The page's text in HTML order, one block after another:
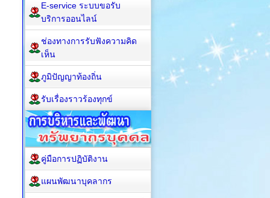
E-service ระบบขอรับ
บริการออนไลน์
ช่องทางการรับฟังความคิด
เห็น
ภูมิปัญญาท้องถิ่น
รับเรื่องราวร้องทุกข์
คู่มือการปฏิบัติงาน
แผนพัฒนาบุคลากร